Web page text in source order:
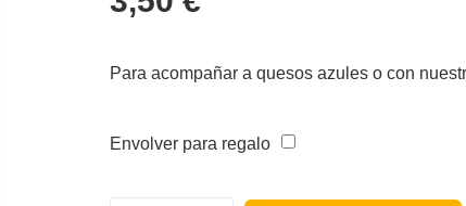
Para acompañar a quesos azules o con
Envolver para regalo